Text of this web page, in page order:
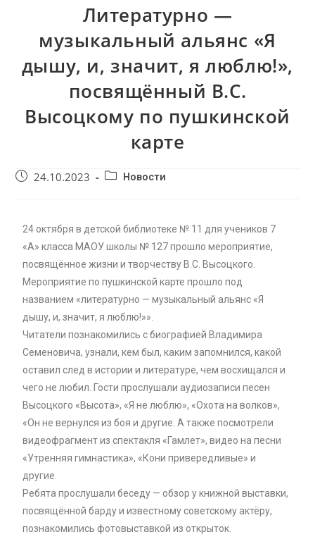
Литературно —
музыкальный альянс «Я
дышу, и, значит, я люблю!»,
посвящённый В.С.
Высоцкому по пушкинской
карте
24.10.2023 Новости
24 октября в детской библиотеке № 11 для учеников 7
«А» класса МАОУ школы № 127 прошло мероприятие,
посвящённое жизни и творчеству В.С. Высоцкого.
Мероприятие по пушкинской карте прошло под
названием «литературно — музыкальный альянс «Я
дышу, и, значит, я люблю!»».
Читатели познакомились с биографией Владимира
Семеновича, узнали, кем был, каким запомнился, какой
оставил след в истории и литературе, чем восхищался и
чего не любил. Гости прослушали аудиозаписи песен
Высоцкого «Высота», «Я не люблю», «Охота на волков»,
«Он не вернулся из боя и другие. А также посмотрели
видеофрагмент из спектакля «Гамлет», видео на песни
«Утренняя гимнастика», «Кони привередливые» и
другие.
Ребята прослушали беседу — обзор у книжной выставки,
посвящённой барду и известному советскому актёру,
познакомились фотовыставкой из открыток.